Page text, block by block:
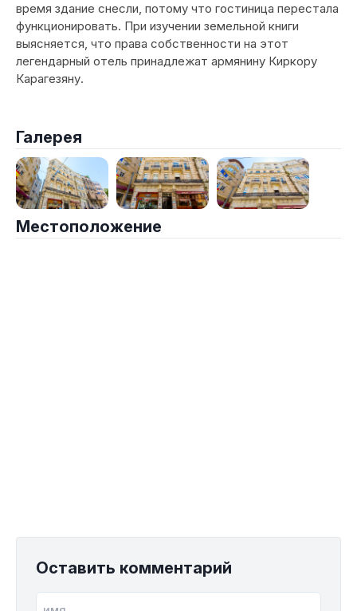
время здание снесли, потому что гостиница перестала
функционировать. При изучении земельной книги
выясняется, что права собственности на этот
легендарный отель принадлежат армянину Киркору
Карагезяну.
Галерея
Местоположение
Оставить комментарий